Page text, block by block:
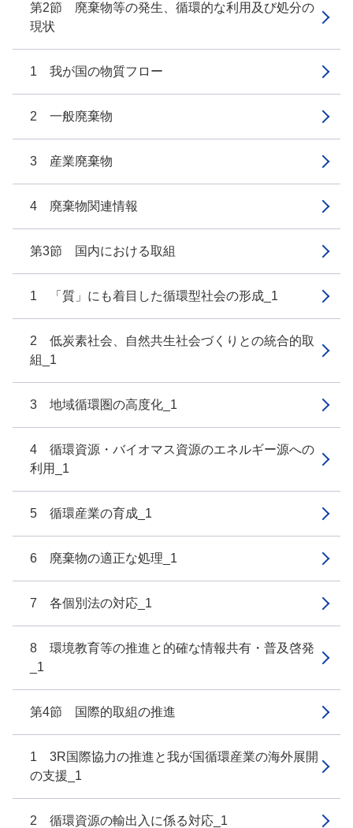
第2節 廃棄物等の発生、循環的な利用及び処分の
現状
1 我が国の物質フロー
2 一般廃棄物
3 産業廃棄物
4 廃棄物関連情報
第3節 国内における取組
1 「質」にも着目した循環型社会の形成_1
2 低炭素社会、自然共生社会づくりとの統合的取
組_1
3 地域循環圏の高度化_1
4 循環資源・バイオマス資源のエネルギー源への
利用_1
5 循環産業の育成_1
6 廃棄物の適正な処理_1
7 各個別法の対応_1
8 環境教育等の推進と的確な情報共有・普及啓発
_1
第4節 国際的取組の推進
1 3R国際協力の推進と我が国循環産業の海外展開
の支援_1
2 循環資源の輸出入に係る対応_1